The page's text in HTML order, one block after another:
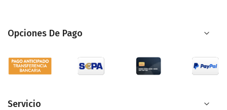
Opciones De Pago
Servicio